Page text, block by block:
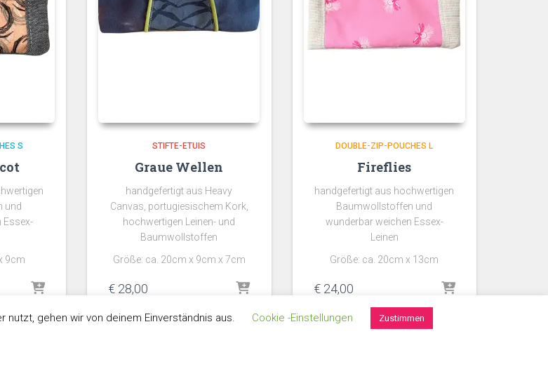
S
und
Essex-
9cm
1 Z 27 UStG
STIFTE-ETUIS
Graue Wellen
handgefertigt aus Heavy
Canvas, portugiesischem Kork,
hochwertigen Leinen- und
Baumwollstoffen
Größe: ca. 20cm x 9cm x 7cm
€ 28,00
Umsatzsteuerbefreit gem. §6 Abs. 1 Z 27 UStG
DOUBLE-ZIP-POUCHES L
Fireflies
handgefertigt aus hochwertigen
Baumwollstoffen und
wunderbar weichen Essex-
Leinen
Größe: ca. 20cm x 13cm
€24,00
Umsatzsteuerbefreit gem. §6 Abs. 1 Z 27 UStG
zzgl.Versand
gehen wir von deinem Einverständnis aus. Cookie -Einstellungen Zustimmen